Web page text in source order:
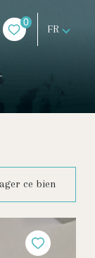
0
FR
ce bien